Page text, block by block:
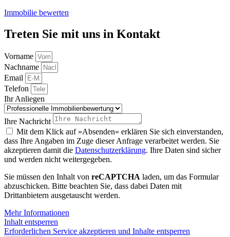
Immobilie bewerten
Treten Sie mit uns in Kontakt
Vorname
Nachname
Email
Telefon
Ihr Anliegen
Ihre Nachricht
Mit dem Klick auf »Absenden« erklären Sie sich einverstanden,
dass Ihre Angaben im Zuge dieser Anfrage verarbeitet werden. Sie
akzeptieren damit die Datenschutzerklärung. Ihre Daten sind sicher
und werden nicht weitergegeben.
Sie müssen den Inhalt von reCAPTCHA laden, um das Formular
abzuschicken. Bitte beachten Sie, dass dabei Daten mit
Drittanbietern ausgetauscht werden.
Mehr Informationen
Inhalt entsperren
Erforderlichen Service akzeptieren und Inhalte entsperren